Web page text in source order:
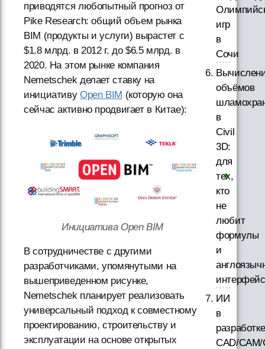
приводятся любопытный прогноз от
Pike Research: общий объем рынка
BIM (продукты и услуги) вырастет с
$1.8 млрд. в 2012 г. до $6.5 млрд. в
2020. На этом рынке компания
Nemetschek делает ставку на
инициативу Open BIM (которую она
сейчас активно продвигает в Китае):
Инициатива Open BIM
В сотрудничестве с другими
разработчиками, упомянутыми на
вышеприведенном рисунке,
Nemetschek планирует реализовать
универсальный подход к совместному
проектированию, строительству и
эксплуатации на основе открытых
игр
в
Сочи
объёмов
в
Civil
3D:
для
тех,
кто
не
любит
формулы
и
ИИ
в
разработке
CAD/